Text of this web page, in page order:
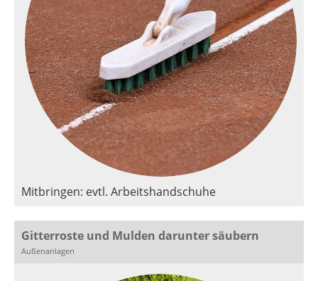
Mitbringen: evtl. Arbeitshandschuhe
Gitterroste und Mulden darunter säubern
Außenanlagen